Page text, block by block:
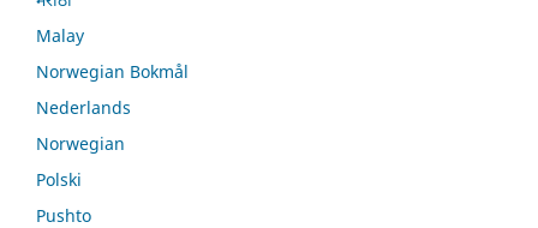
Malay
Norwegian Bokmål
Nederlands
Norwegian
Polski
Pushto